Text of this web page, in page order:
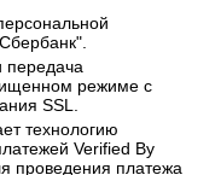
режиме с
SSL.
технологию
Verified By
проведения платежа